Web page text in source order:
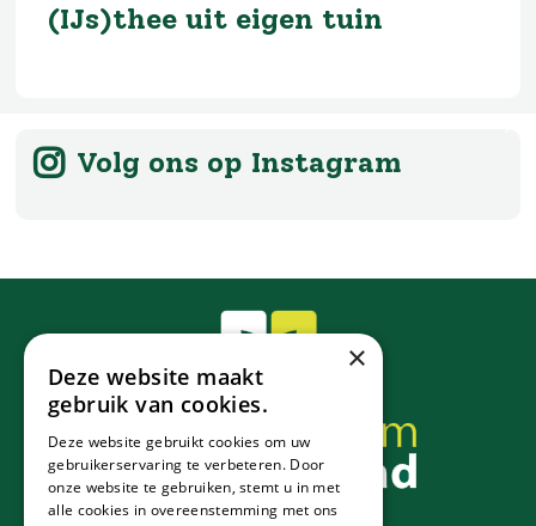
(IJs)thee uit eigen tuin
Volg ons op Instagram
×
Deze website maakt
gebruik van cookies.
Deze website gebruikt cookies om uw
gebruikerservaring te verbeteren. Door
onze website te gebruiken, stemt u in met
alle cookies in overeenstemming met ons